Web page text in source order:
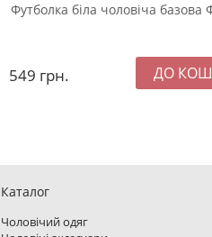
Футболка біла чоловіча базова
549 грн.
Каталог
Чоловічий одяг